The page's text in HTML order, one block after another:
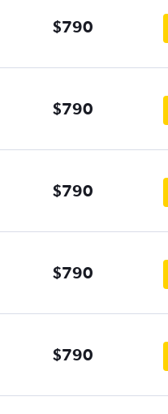
$790
$790
$790
$790
$790